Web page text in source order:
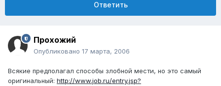
Ответить
Прохожий
Опубликовано 17 марта, 2006
Всякие предполагал способы злобной мести, но это самый
оригинальный: http://www.job.ru/entry.jsp?